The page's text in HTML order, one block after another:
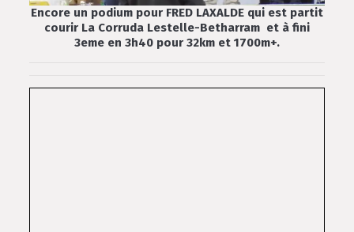
Encore un podium pour FRED LAXALDE qui est partit
courir La Corruda Lestelle-Betharram et à fini
3eme en 3h40 pour 32km et 1700m+.